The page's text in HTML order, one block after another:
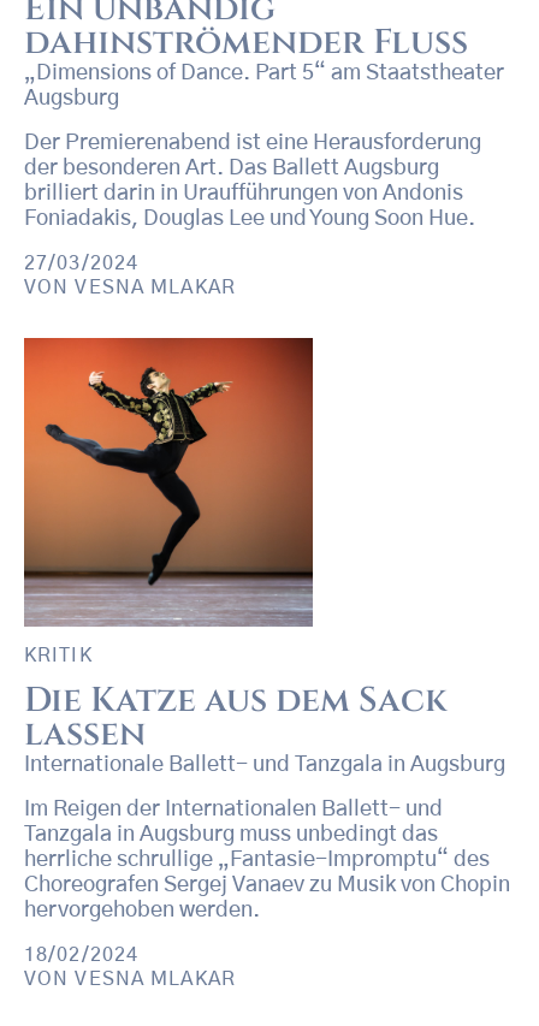
dahinströmender Fluss
„Dimensions of Dance. Part 5“ am Staatstheater
Augsburg
Der Premierenabend ist eine Herausforderung
der besonderen Art. Das Ballett Augsburg
brilliert darin in Uraufführungen von Andonis
Foniadakis, Douglas Lee und Young Soon Hue.
27/03/2024
VONVESNA MLAKAR
KRITIK
Die Katze aus dem Sack
lassen
Internationale Ballett- und Tanzgala in Augsburg
Im Reigen der Internationalen Ballett- und
Tanzgala in Augsburg muss unbedingt das
herrliche schrullige „Fantasie-Impromptu“ des
Choreografen Sergej Vanaev zu Musik von Chopin
hervorgehoben werden.
18/02/2024
VONVESNA MLAKAR